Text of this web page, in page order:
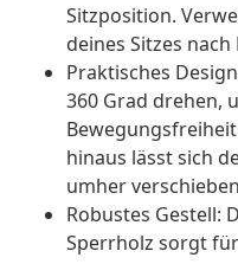
Sitzposition.
deines Sitzes
Praktisches
360 Grad drehen,
hinaus lässt sich
umher
Robustes Gestell:
Sperrholz sorgt